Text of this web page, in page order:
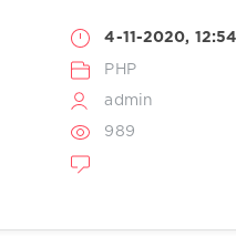
4-11-2020, 12:54
PHP
admin
989